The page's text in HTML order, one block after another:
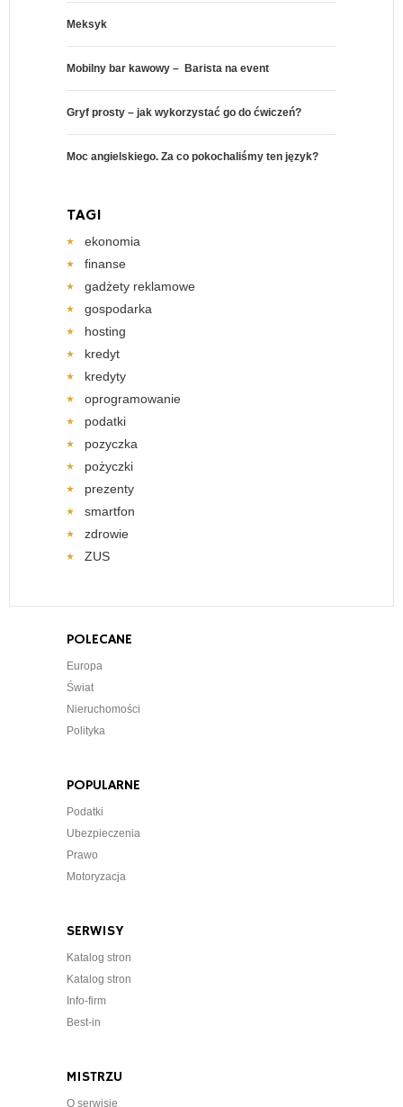
Meksyk
Mobilny bar kawowy – Barista na event
Gryf prosty – jak wykorzystać go do ćwiczeń?
Moc angielskiego. Za co pokochaliśmy ten język?
TAGI
ekonomia
finanse
gadżety reklamowe
gospodarka
hosting
kredyt
kredyty
oprogramowanie
podatki
pozyczka
pożyczki
prezenty
smartfon
zdrowie
ZUS
POLECANE
Europa
Świat
Nieruchomości
Polityka
POPULARNE
Podatki
Ubezpieczenia
Prawo
Motoryzacja
SERWISY
Katalog stron
Katalog stron
Info-firm
Best-in
MISTRZU
O serwisie